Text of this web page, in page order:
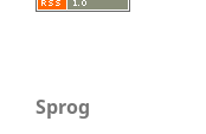
Sprog